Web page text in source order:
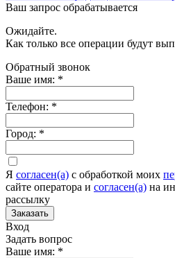
Ваш запрос обрабатывается
Ожидайте.
Как только все операции будут
Обратный звонок
Ваше имя: *
Телефон: *
Город: *
Я согласен(а) c обработкой моих
сайте оператора и согласен(а) на
рассылку
Заказать
Вход
Задать вопрос
Ваше имя: *